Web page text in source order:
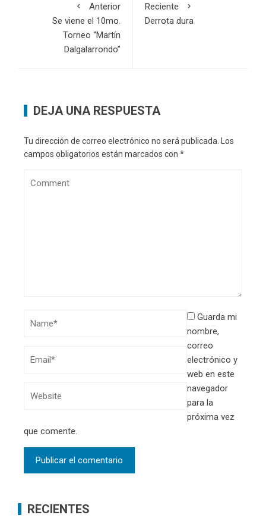
Anterior
Se viene el 10mo.
Torneo “Martín
Dalgalarrondo”
Reciente
Derrota dura
DEJA UNA RESPUESTA
Tu dirección de correo electrónico no será publicada.
Los
campos obligatorios están marcados con *
Guarda mi
nombre,
correo
electrónico y
web en este
navegador
para la
próxima vez
que comente.
RECIENTES